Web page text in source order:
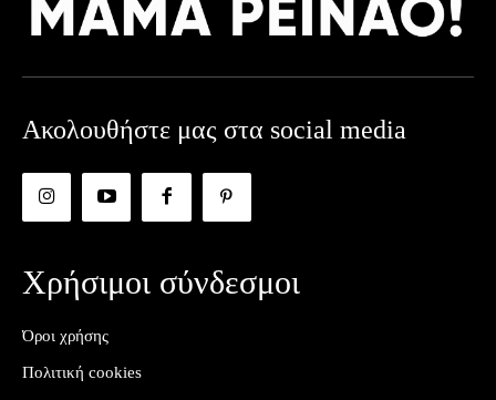
Ακολουθήστε μας στα social media
Χρήσιμοι σύνδεσμοι
Όροι χρήσης
Πολιτική cookies